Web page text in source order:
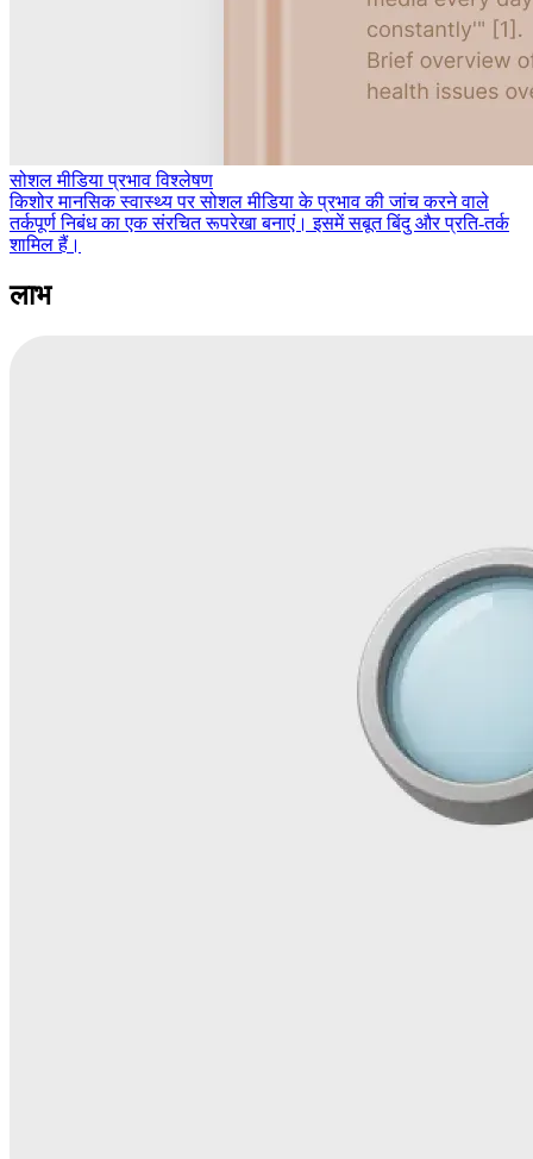
सोशल मीडिया प्रभाव विश्लेषण
किशोर मानसिक स्वास्थ्य पर सोशल मीडिया के प्रभाव की जांच करने वाले
तर्कपूर्ण निबंध का एक संरचित रूपरेखा बनाएं। इसमें सबूत बिंदु और प्रति-तर्क
शामिल हैं।
लाभ